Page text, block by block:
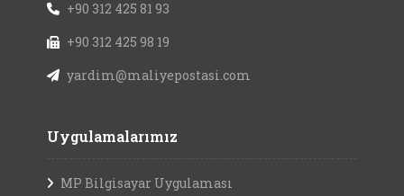
+90 312 425 81 93
+90 312 425 98 19
yardim@maliyepostasi.com
Uygulamalarımız
MP Bilgisayar Uygulaması